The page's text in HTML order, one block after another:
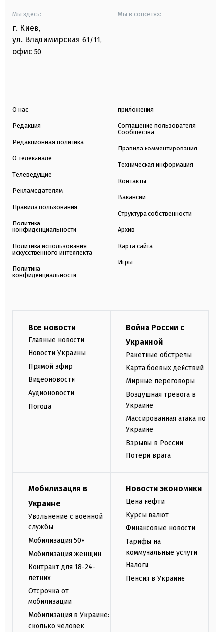
Мы здесь:
г. Киев,
ул. Владимирская 61/11,
офис 50
Мы в соцсетях:
О нас
Редакция
Редакционная политика
О телеканале
Телеведущие
Рекламодателям
Правила пользования
Политика
конфиденциальности
Политика использования
искусственного интеллекта
Политика
конфиденциальности
приложения
Соглашение пользователя
Сообщества
Правила комментирования
Техническая информация
Контакты
Вакансии
Структура собственности
Архив
Карта сайта
Игры
Все новости
Главные новости
Новости Украины
Прямой эфир
Видеоновости
Аудионовости
Погода
Война России с
Украиной
Ракетные обстрелы
Карта боевых действий
Мирные переговоры
Воздушная тревога в
Украине
Массированная атака по
Украине
Взрывы в России
Потери врага
Мобилизация в
Украине
Увольнение с военной
службы
Мобилизация 50+
Мобилизация женщин
Контракт для 18-24-
летних
Отсрочка от
мобилизации
Мобилизация в Украине:
сколько человек
Новости экономики
Цена нефти
Курсы валют
Финансовые новости
Тарифы на
коммунальные услуги
Налоги
Пенсия в Украине